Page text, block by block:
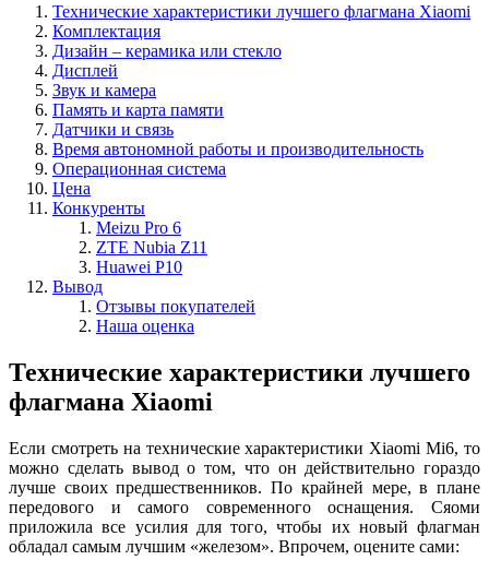
Технические характеристики лучшего флагмана Xiaomi
Комплектация
Дизайн – керамика или стекло
Дисплей
Звук и камера
Память и карта памяти
Датчики и связь
Время автономной работы и производительность
Операционная система
Цена
Конкуренты
Meizu Pro 6
ZTE Nubia Z11
Huawei P10
Вывод
Отзывы покупателей
Наша оценка
Технические характеристики лучшего
флагмана Xiaomi
Если смотреть на технические характеристики Xiaomi Mi6, то
можно сделать вывод о том, что он действительно гораздо
лучше своих предшественников. По крайней мере, в плане
передового и самого современного оснащения. Сяоми
приложила все усилия для того, чтобы их новый флагман
обладал самым лучшим «железом». Впрочем, оцените сами: